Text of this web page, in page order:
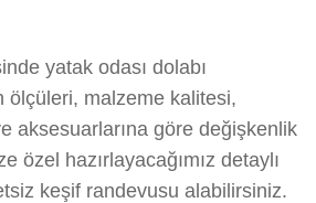
yatak odası dolabı
ölçüleri, malzeme kalitesi,
aksesuarlarına göre değişkenlik
özel hazırlayacağımız detaylı
keşif randevusu alabilirsiniz.